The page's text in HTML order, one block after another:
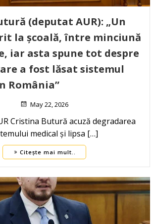
(deputat AUR): „Un
la școală, între minciună
iar asta spune tot despre
a fost lăsat sistemul
România”
May 22, 2026
Cristina Butură acuză degradarea
medical și lipsa […]
Citește mai mult..